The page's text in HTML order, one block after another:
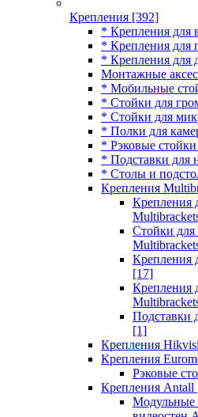
Крепления [392]
* Крепления для
* Крепления для
* Крепления для
Монтажные
* Мобильные
* Стойки для
* Стойки для
* Полки для
* Рэковые стойки
* Подставки для
* Столы и
Крепления
Крепления
Стойки
Крепления
[17]
Крепления
Подставки
[1]
Крепления
Крепления
Рэковые
Крепления Antall
Модульные